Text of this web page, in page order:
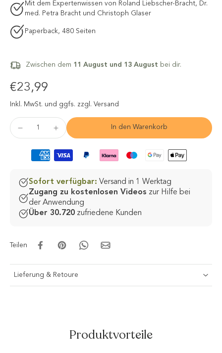
Mit dem Expertenwissen von Roland Liebscher-Bracht, Dr.
med. Petra Bracht und Christoph Glaser
Paperback, 480 Seiten
Zwischen dem 11 August und 13 August bei dir.
€23,99
Inkl. MwSt. und ggfs. zzgl. Versand
In den Warenkorb
Sofort verfügbar: Versand in 1 Werktag
Zugang zu kostenlosen Videos zur Hilfe bei
der Anwendung
Über 30.720 zufriedene Kunden
Teilen
Lieferung & Retoure
Produktvorteile